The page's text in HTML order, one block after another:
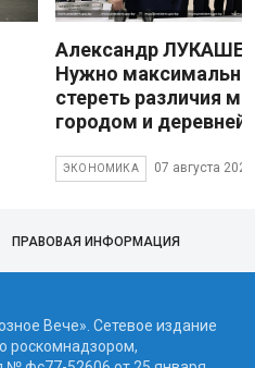
Александр
Нужно максимально
стереть различия
городом и деревней
ЭКОНОМИКА 07 августа 2026
ПРАВОВАЯ ИНФОРМАЦИЯ
Вече». Сетевое издание
роскомнадзором,